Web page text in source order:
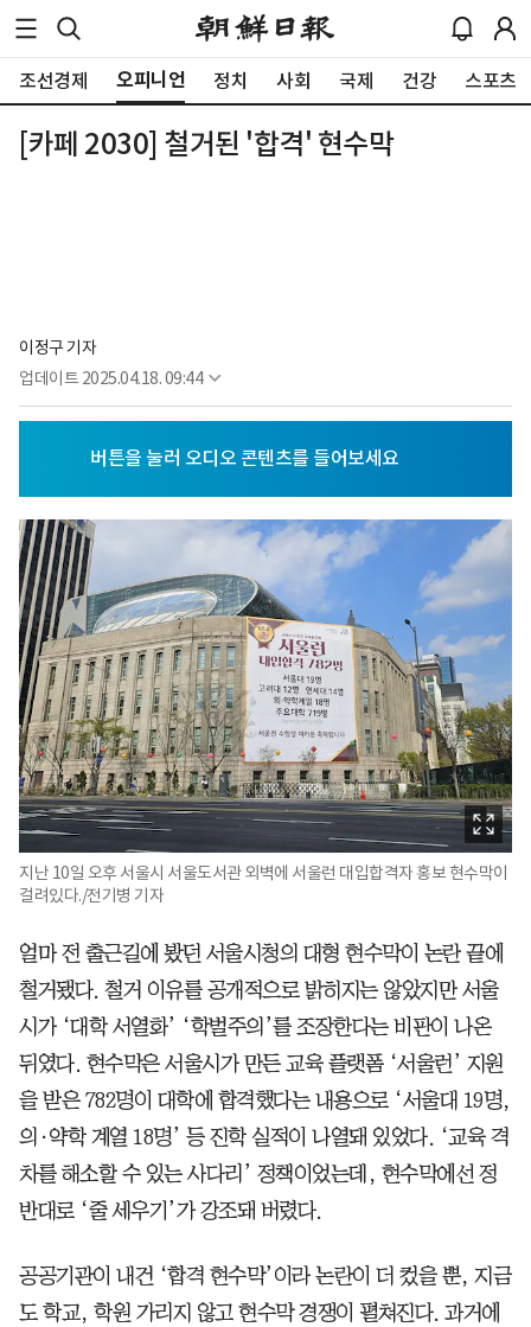
조선경제 오피니언 정치 사회 국제 건강 스포츠
[카페 2030] 철거된 '합격' 현수막
이정구 기자
업데이트 2025.04.18. 09:44
지난 10일 오후 서울시 서울도서관 외벽에 서울런 대입합격자 홍보 현수막이
걸려있다./전기병 기자
얼마 전 출근길에 봤던 서울시청의 대형 현수막이 논란 끝에
철거됐다. 철거 이유를 공개적으로 밝히지는 않았지만 서울
시가 ‘대학 서열화’ ‘학벌주의’를 조장한다는 비판이 나온
뒤였다. 현수막은 서울시가 만든 교육 플랫폼 ‘서울런’ 지원
을 받은 782명이 대학에 합격했다는 내용으로 ‘서울대 19명,
의·약학 계열 18명’ 등 진학 실적이 나열돼 있었다. ‘교육 격
차를 해소할 수 있는 사다리’ 정책이었는데, 현수막에선 정
반대로 ‘줄 세우기’가 강조돼 버렸다.
공공기관이 내건 ‘합격 현수막’이라 논란이 더 컸을 뿐, 지금
도 학교, 학원 가리지 않고 현수막 경쟁이 펼쳐진다. 과거에